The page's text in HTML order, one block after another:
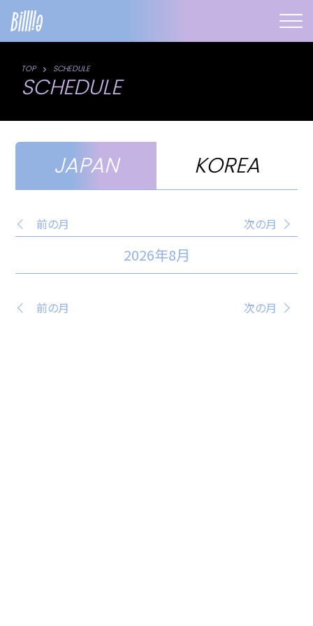
TOP SCHEDULE
SCHEDULE
JAPAN KOREA
前の月 次の月
2026年8月
前の月 次の月